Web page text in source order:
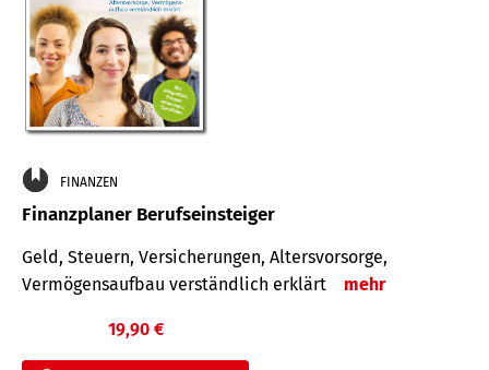
FINANZEN
Finanzplaner Berufseinsteiger
Geld, Steuern, Versicherungen, Altersvorsorge,
Vermögensaufbau verständlich erklärt
mehr
19,90 €